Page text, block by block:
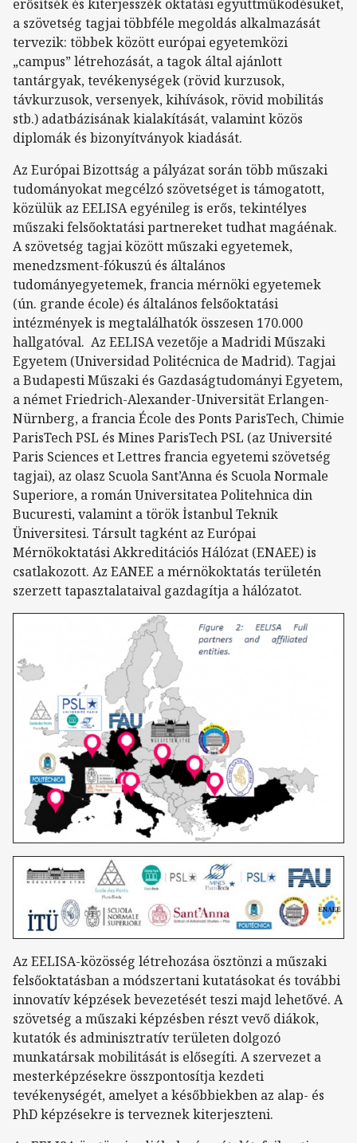
erősítsék és kiterjesszék oktatási együttműködésüket,
a szövetség tagjai többféle megoldás alkalmazását
tervezik: többek között európai egyetemközi
„campus” létrehozását, a tagok által ajánlott
tantárgyak, tevékenységek (rövid kurzusok,
távkurzusok, versenyek, kihívások, rövid mobilitás
stb.) adatbázisának kialakítását, valamint közös
diplomák és bizonyítványok kiadását.
Az Európai Bizottság a pályázat során több műszaki
tudományokat megcélzó szövetséget is támogatott,
közülük az EELISA egyénileg is erős, tekintélyes
műszaki felsőoktatási partnereket tudhat magáénak.
A szövetség tagjai között műszaki egyetemek,
menedzsment-fókuszú és általános
tudományegyetemek, francia mérnöki egyetemek
(ún. grande école) és általános felsőoktatási
intézmények is megtalálhatók összesen 170.000
hallgatóval. Az EELISA vezetője a Madridi Műszaki
Egyetem (Universidad Politécnica de Madrid). Tagjai
a Budapesti Műszaki és Gazdaságtudományi Egyetem,
a német Friedrich-Alexander-Universität Erlangen-
Nürnberg, a francia École des Ponts ParisTech, Chimie
ParisTech PSL és Mines ParisTech PSL (az Université
Paris Sciences et Lettres francia egyetemi szövetség
tagjai), az olasz Scuola Sant’Anna és Scuola Normale
Superiore, a román Universitatea Politehnica din
Bucuresti, valamint a török İstanbul Teknik
Üniversitesi. Társult tagként az Európai
Mérnökoktatási Akkreditációs Hálózat (ENAEE) is
csatlakozott. Az EANEE a mérnökoktatás területén
szerzett tapasztalataival gazdagítja a hálózatot.
Az EELISA-közösség létrehozása ösztönzi a műszaki
felsőoktatásban a módszertani kutatásokat és további
innovatív képzések bevezetését teszi majd lehetővé. A
szövetség a műszaki képzésben részt vevő diákok,
kutatók és adminisztratív területen dolgozó
munkatársak mobilitását is elősegíti. A szervezet a
mesterképzésekre összpontosítja kezdeti
tevékenységét, amelyet a későbbiekben az alap- és
PhD képzésekre is terveznek kiterjeszteni.